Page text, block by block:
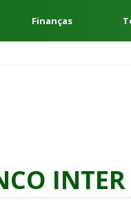
Finanças
INTER